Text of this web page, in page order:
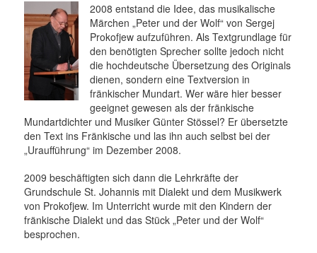
2008 entstand die Idee, das musikalische
Märchen „Peter und der Wolf“ von Sergej
Prokofjew aufzuführen. Als Textgrundlage für
den benötigten Sprecher sollte jedoch nicht
die hochdeutsche Übersetzung des Originals
dienen, sondern eine Textversion in
fränkischer Mundart. Wer wäre hier besser
geeignet gewesen als der fränkische
Mundartdichter und Musiker Günter Stössel? Er übersetzte
den Text ins Fränkische und las ihn auch selbst bei der
„Uraufführung“ im Dezember 2008.
2009 beschäftigten sich dann die Lehrkräfte der
Grundschule St. Johannis mit Dialekt und dem Musikwerk
von Prokofjew. Im Unterricht wurde mit den Kindern der
fränkische Dialekt und das Stück „Peter und der Wolf“
besprochen.